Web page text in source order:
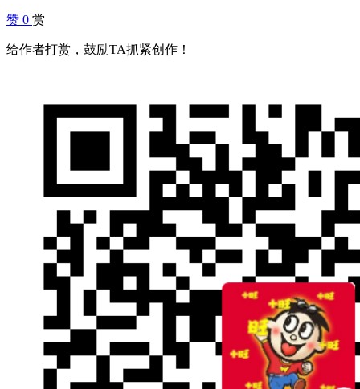
赞 0 赏
给作者打赏，鼓励TA抓紧创作！